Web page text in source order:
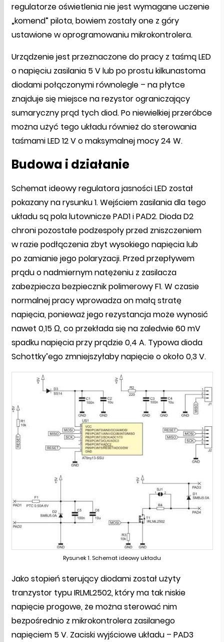
regulatorze oświetlenia nie jest wymagane uczenie
„komend” pilota, bowiem zostały one z góry
ustawione w oprogramowaniu mikrokontrolera.
Urządzenie jest przeznaczone do pracy z taśmą LED
o napięciu zasilania 5 V lub po prostu kilkunastoma
diodami połączonymi równolegle – na płytce
znajduje się miejsce na rezystor ograniczający
sumaryczny prąd tych diod. Po niewielkiej przeróbce
można użyć tego układu również do sterowania
taśmami LED 12 V o maksymalnej mocy 24 W.
Budowa i działanie
Schemat ideowy regulatora jasności LED został
pokazany na rysunku 1. Wejściem zasilania dla tego
układu są pola lutownicze PAD1 i PAD2. Dioda D2
chroni pozostałe podzespoły przed zniszczeniem
w razie podłączenia zbyt wysokiego napięcia lub
po zamianie jego polaryzacji. Przed przepływem
prądu o nadmiernym natężeniu z zasilacza
zabezpiecza bezpiecznik polimerowy F1. W czasie
normalnej pracy wprowadza on małą stratę
napięcia, ponieważ jego rezystancja może wynosić
nawet 0,15 Ω, co przekłada się na zaledwie 60 mV
spadku napięcia przy prądzie 0,4 A. Typowa dioda
Schottky’ego zmniejszyłaby napięcie o około 0,3 V.
Rysunek 1. Schemat ideowy układu
Jako stopień sterujący diodami został użyty
tranzystor typu IRLML2502, który ma tak niskie
napięcie progowe, że można sterować nim
bezpośrednio z mikrokontrolera zasilanego
napięciem 5 V. Zaciski wyjściowe układu – PAD3